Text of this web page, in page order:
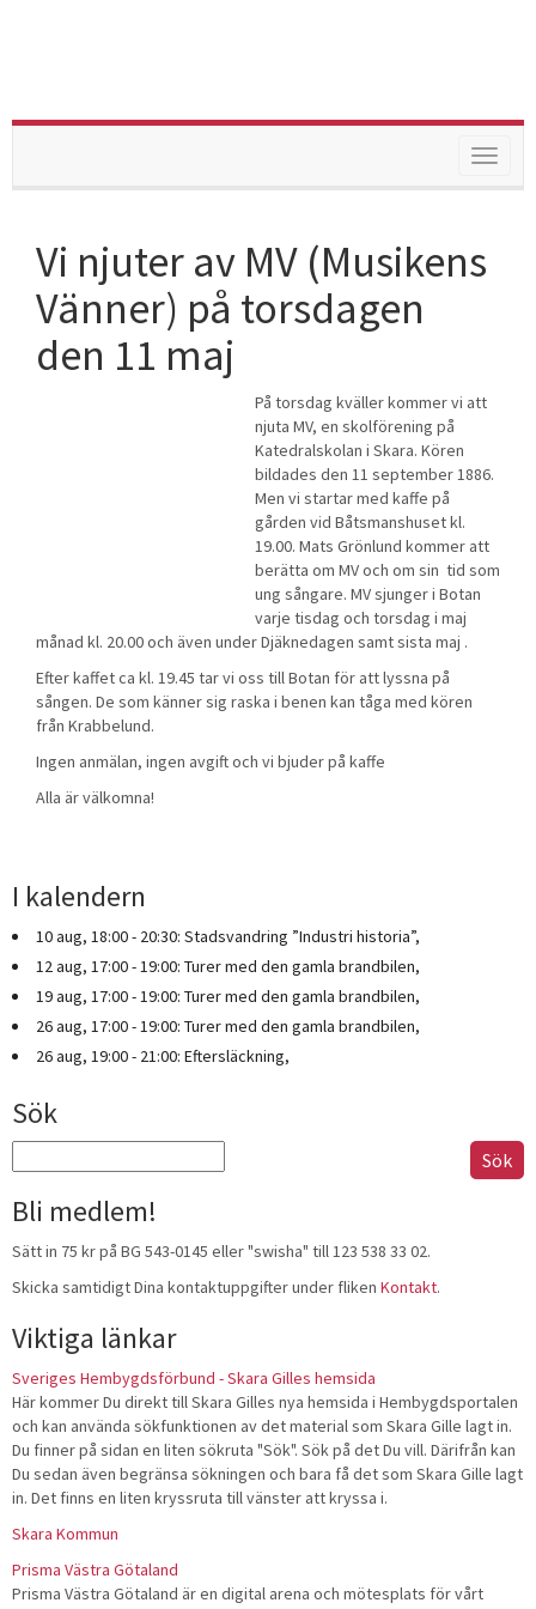
Toggle
Vi njuter av MV (Musikens
Vänner) på torsdagen
den 11 maj
På torsdag kväller kommer vi att
njuta MV, en skolförening på
Katedralskolan i Skara. Kören
bildades den 11 september 1886.
Men vi startar med kaffe på
gården vid Båtsmanshuset kl.
19.00. Mats Grönlund kommer att
berätta om MV och om sin tid som
ung sångare. MV sjunger i Botan
varje tisdag och torsdag i maj
månad kl. 20.00 och även under Djäknedagen samt sista maj .
Efter kaffet ca kl. 19.45 tar vi oss till Botan för att lyssna på
sången. De som känner sig raska i benen kan tåga med kören
från Krabbelund.
Ingen anmälan, ingen avgift och vi bjuder på kaffe
Alla är välkomna!
I kalendern
10 aug, 18:00 - 20:30: Stadsvandring ”Industri historia”,
12 aug, 17:00 - 19:00: Turer med den gamla brandbilen,
19 aug, 17:00 - 19:00: Turer med den gamla brandbilen,
26 aug, 17:00 - 19:00: Turer med den gamla brandbilen,
26 aug, 19:00 - 21:00: Eftersläckning,
Sök
efter:
Bli medlem!
Sätt in 75 kr på BG 543-0145 eller "swisha" till 123 538 33 02.
Skicka samtidigt Dina kontaktuppgifter under fliken Kontakt.
Viktiga länkar
Sveriges Hembygdsförbund - Skara Gilles hemsida
Här kommer Du direkt till Skara Gilles nya hemsida i Hembygdsportalen
och kan använda sökfunktionen av det material som Skara Gille lagt in.
Du finner på sidan en liten sökruta "Sök". Sök på det Du vill. Därifrån kan
Du sedan även begränsa sökningen och bara få det som Skara Gille lagt
in. Det finns en liten kryssruta till vänster att kryssa i.
Skara Kommun
Prisma Västra Götaland
Prisma Västra Götaland är en digital arena och mötesplats för vårt